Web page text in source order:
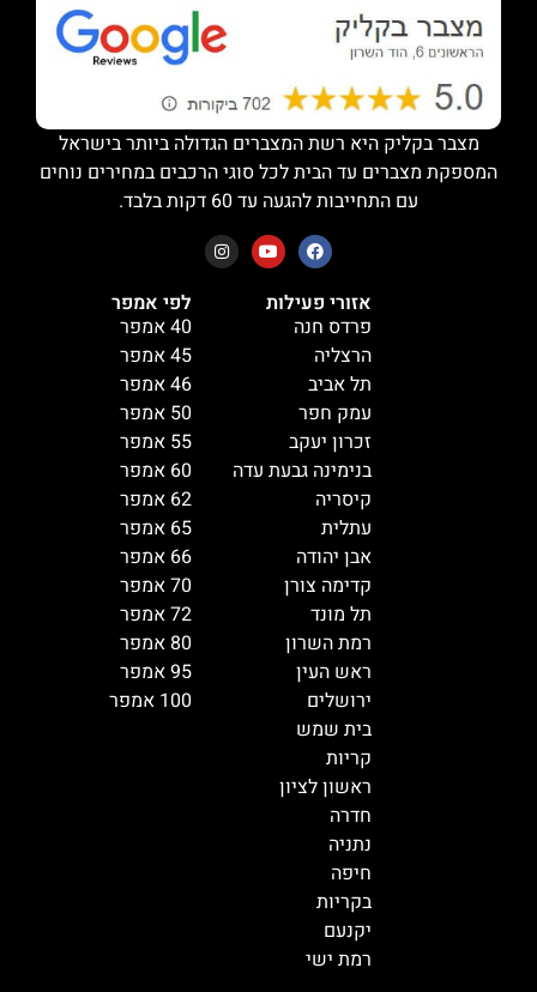
לפי אמפר
40 אמפר
45 אמפר
46 אמפר
50 אמפר
55 אמפר
60 אמפר
62 אמפר
65 אמפר
66 אמפר
70 אמפר
72 אמפר
80 אמפר
95 אמפר
100 אמפר
אזורי פעילות
פרדס חנה
הרצליה
תל אביב
עמק חפר
זכרון יעקב
בנימינה גבעת עדה
קיסריה
עתלית
אבן יהודה
קדימה צורן
תל מונד
רמת השרון
ראש העין
ירושלים
בית שמש
קריות
ראשון לציון
חדרה
נתניה
חיפה
בקריות
יקנעם
רמת ישי
מצבר בקליק היא רשת המצברים הגדולה ביותר בישראל
המספקת מצברים עד הבית לכל סוגי הרכבים במחירים נוחים
עם התחייבות להגעה עד 60 דקות בלבד.